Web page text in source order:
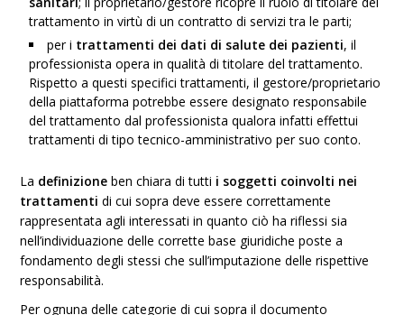
trattamento in virtù di un contratto di servizi tra le parti;
per i trattamenti dei dati di salute dei pazienti, il
professionista opera in qualità di titolare del trattamento.
Rispetto a questi specifici trattamenti, il gestore/proprietario
della piattaforma potrebbe essere designato responsabile
del trattamento dal professionista qualora infatti effettui
trattamenti di tipo tecnico-amministrativo per suo conto.
La definizione ben chiara di tutti i soggetti coinvolti nei
trattamenti di cui sopra deve essere correttamente
rappresentata agli interessati in quanto ciò ha riflessi sia
nell’individuazione delle corrette base giuridiche poste a
fondamento degli stessi che sull’imputazione delle rispettive
responsabilità.
Per ognuna delle categorie di cui sopra il documento